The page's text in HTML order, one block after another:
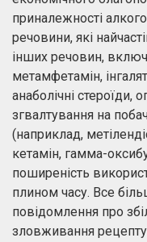
приналежності
речовини, які
інших речовин,
метамфетамін,
анаболічні стероїди,
згвалтування на
(наприклад,
кетамін, гамма-
поширеність
плином часу. Все
повідомлення про
зловживання